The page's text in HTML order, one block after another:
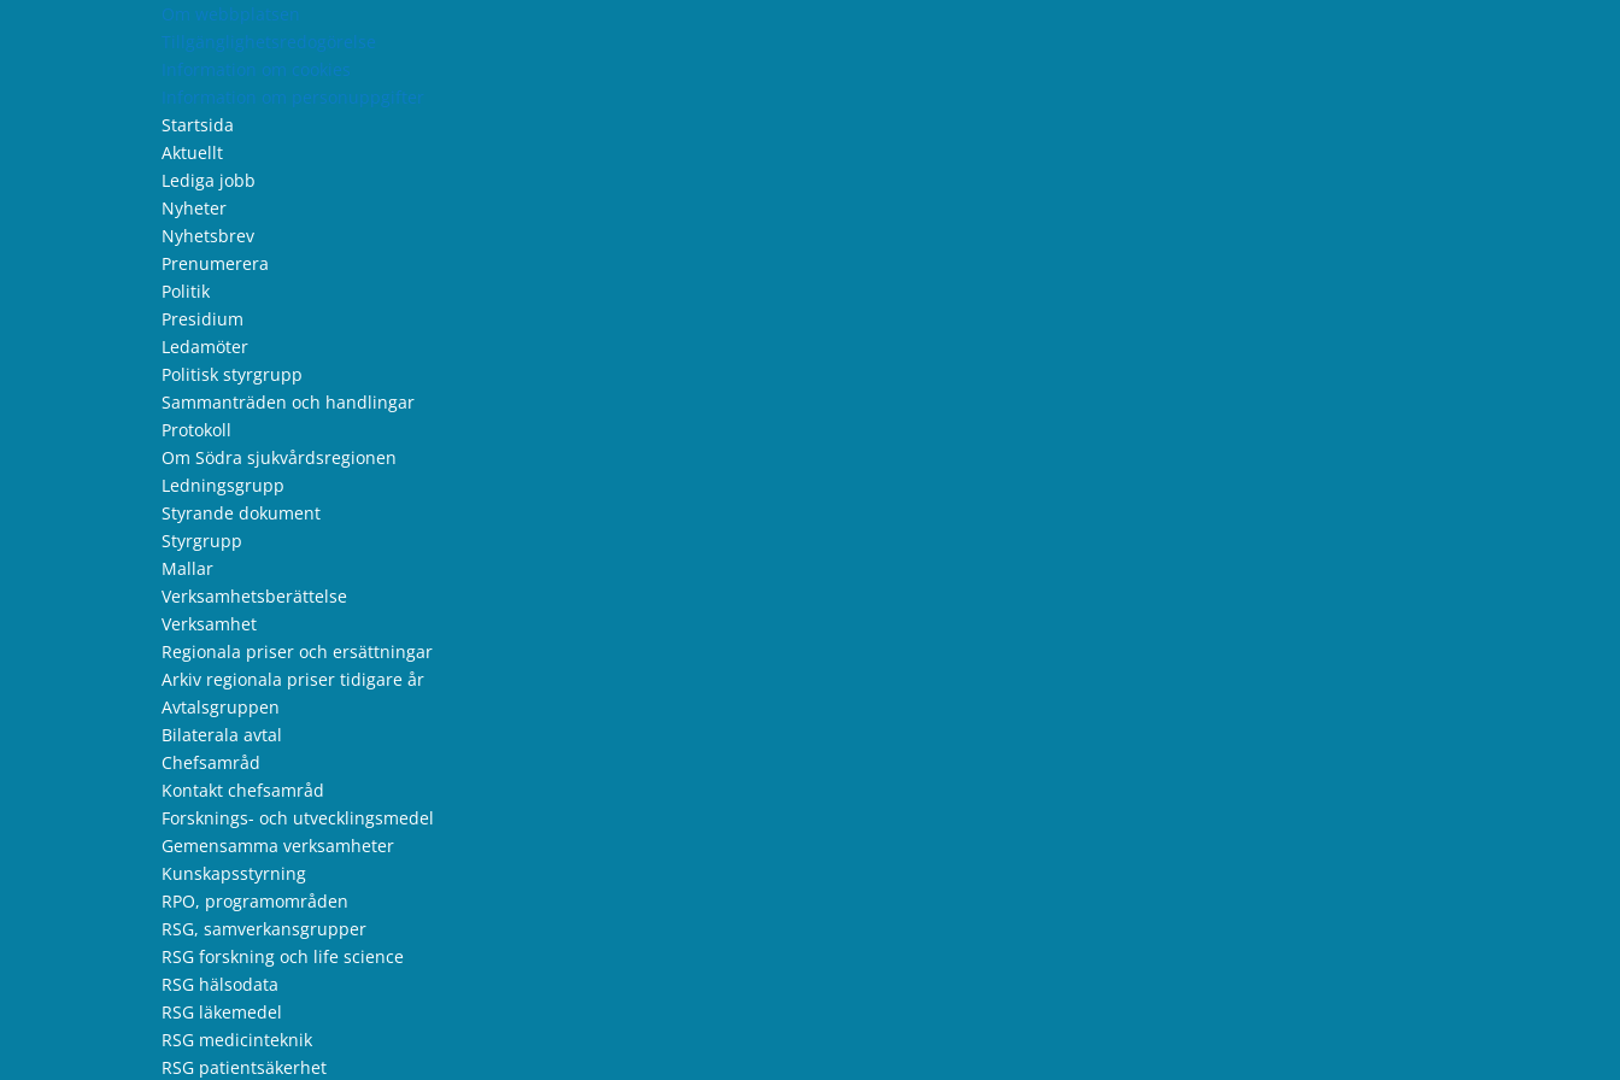
Om webbplatsen
Tillgänglighetsredogörelse
Information om cookies
Information om personuppgifter
Startsida
Aktuellt
Lediga jobb
Nyheter
Nyhetsbrev
Prenumerera
Politik
Presidium
Ledamöter
Politisk styrgrupp
Sammanträden och handlingar
Protokoll
Om Södra sjukvårdsregionen
Ledningsgrupp
Styrande dokument
Styrgrupp
Mallar
Verksamhetsberättelse
Verksamhet
Regionala priser och ersättningar
Arkiv regionala priser tidigare år
Avtalsgruppen
Bilaterala avtal
Chefsamråd
Kontakt chefsamråd
Forsknings- och utvecklingsmedel
Gemensamma verksamheter
Kunskapsstyrning
RPO, programområden
RSG, samverkansgrupper
RSG forskning och life science
RSG hälsodata
RSG läkemedel
RSG medicinteknik
RSG patientsäkerhet